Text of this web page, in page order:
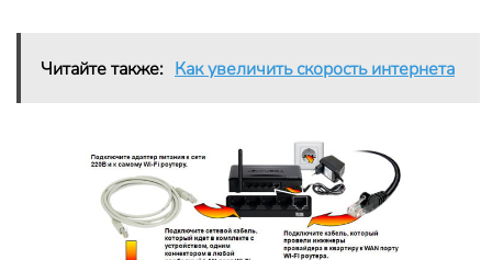
Читайте также: Как увеличить скорость интернета